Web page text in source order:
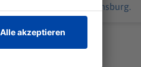
Staatsanwaltschaft Regensburg.